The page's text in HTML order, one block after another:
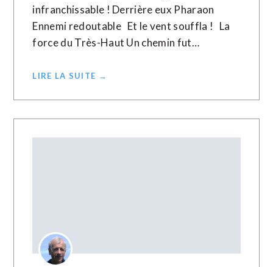
infranchissable ! Derrière eux Pharaon
Ennemi redoutable Et le vent souffla ! La
force du Très-Haut Un chemin fut…
LIRE LA SUITE →